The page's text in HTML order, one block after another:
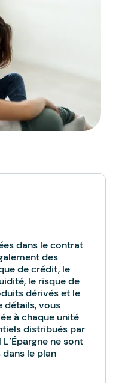
dans le contrat
des
de crédit, le
le risque de
dérivés et le
détails, vous
à chaque unité
distribués par
ne sont
le plan